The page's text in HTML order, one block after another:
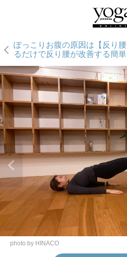
ぽっこりお腹の原因は【反り
るだけで反り腰が改善する簡
photo by HINACO